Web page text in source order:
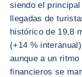
siendo el
llegadas de
histórico de 19,8
(+14 %
aunque a un
financieros se